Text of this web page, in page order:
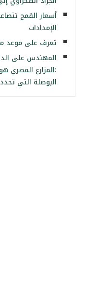
أسعار القمح
الإمدادات
تعرف على موعد
المهندس على
:المزارع المصري
البوصلة التي